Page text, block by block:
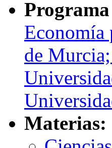
Economía
de
Materias: